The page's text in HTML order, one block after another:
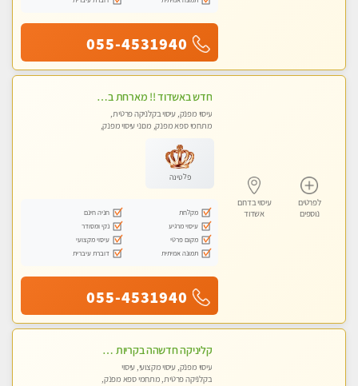
055-4531940
לפרטים
נוספים
עיסוי בדרום
אשדוד
חדש באשדוד !! מארחת בדירתי באופן פרטי ודיסקרטי מקום יפה מסודר נקי ואווירה נעימה יחס טוב בבית חםללא מין !!
עיסוי מפנק, עיסוי בקלניקה פרטית,
מתחמי ספא מפנק, מכוני עיסוי מפנק,
פלטינה
מקלחת
חניה חינם
עיסוי מרגיע
נקי ומסודר
מקום פרטי
עיסוי מקצועי
תמונה אמיתית
דוברת עיברית
055-4531940
קליניקה חדשהה בקריות מעסה איכותית מפנקת ומקצועית מאוד+נשים +זוגות
עיסוי מפנק, עיסוי מקצועי, עיסוי
בקלניקה פרטית, מתחמי ספא מפנק,